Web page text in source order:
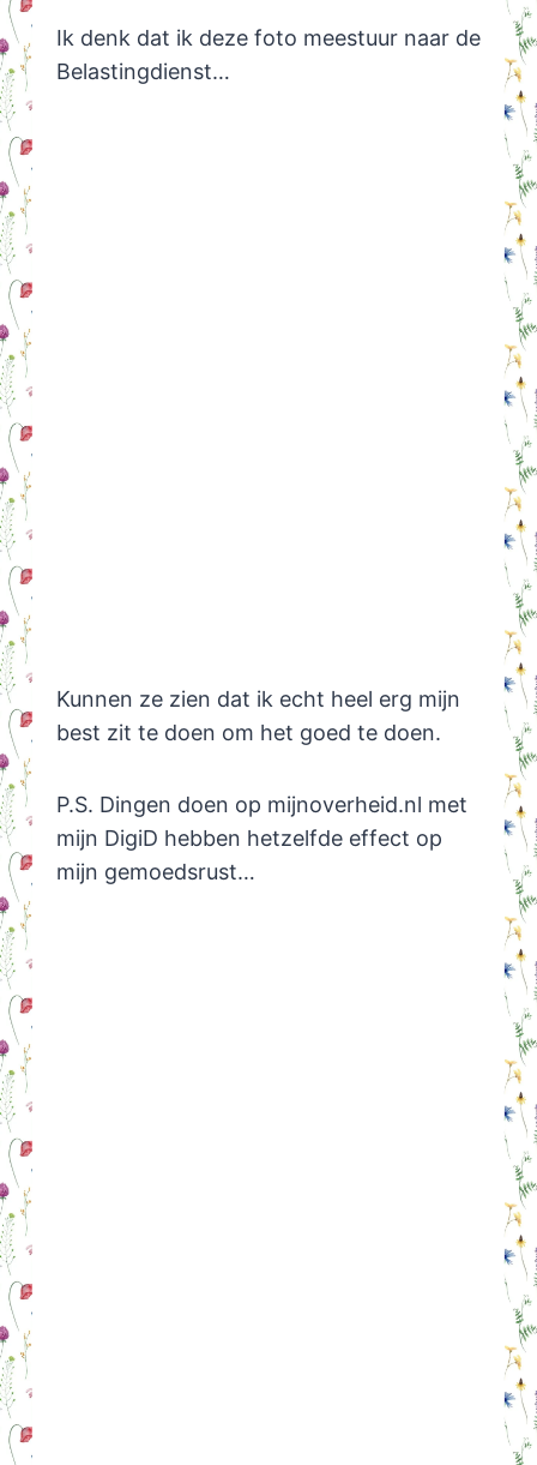
Ik denk dat ik deze foto meestuur naar de
Belastingdienst…
Kunnen ze zien dat ik echt heel erg mijn
best zit te doen om het goed te doen.
P.S. Dingen doen op mijnoverheid.nl met
mijn DigiD hebben hetzelfde effect op
mijn gemoedsrust…